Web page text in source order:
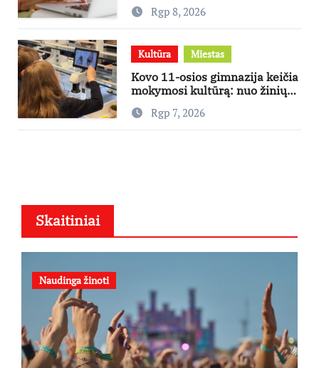
skambina per „Viber“
Rgp 8, 2026
Kultūra Miestas
Kovo 11-osios gimnazija keičia
mokymosi kultūrą: nuo žinių
kaupimo – prie jų supratimo ir
taikymo
Rgp 7, 2026
Skaitiniai
Naudinga žinoti